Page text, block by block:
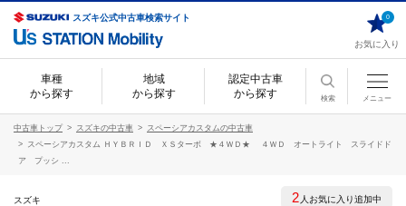
スズキ公式中古車検索サイト
お気に入り
0
車種
から探す
地域
から探す
認定中古車
から探す
検索 メニュー
中古車トップ スズキの中古車
スペーシアカスタムの中古車
スペーシアカスタム ＨＹＢＲＩＤ ＸＳターボ ★４ＷＤ★ ４ＷＤ オートライト スライドド
ア プッシ ...
スズキ 2 人お気に入り追加中